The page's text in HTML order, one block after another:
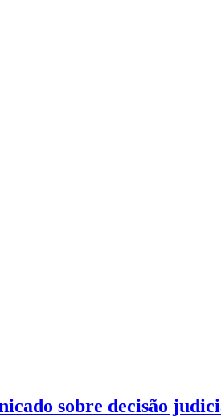
sobre decisão